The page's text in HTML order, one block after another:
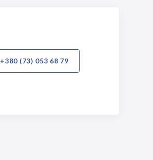
+380 (73) 053 68 79